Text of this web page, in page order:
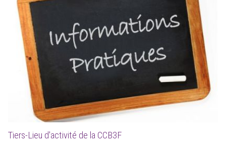
Tiers-Lieu d'activité de la CCB3F